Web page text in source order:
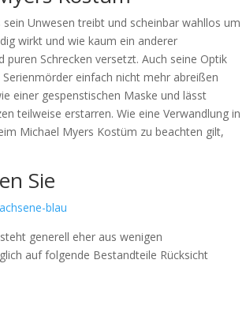
Unwesen treibt und scheinbar wahllos um
wirkt und wie kaum ein anderer
Schrecken versetzt. Auch seine Optik
einfach nicht mehr abreißen
einer gespenstischen Maske und lässt
teilweise erstarren. Wie eine Verwandlung in
Michael Myers Kostüm zu beachten gilt,
Sie
generell eher aus wenigen
auf folgende Bestandteile Rücksicht